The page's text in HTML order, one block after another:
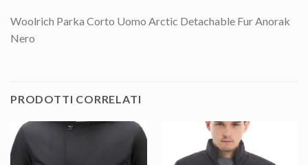
Woolrich Parka Corto Uomo Arctic Detachable Fur Anorak
Nero
PRODOTTI CORRELATI